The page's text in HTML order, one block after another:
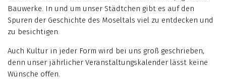
Bauwerke. In und um unser Städtchen gibt es auf den
Spuren der Geschichte des Moseltals viel zu entdecken und
zu besichtigen.
Auch Kultur in jeder Form wird bei uns groß geschrieben,
denn unser jährlicher Veranstaltungskalender lässt keine
Wünsche offen.